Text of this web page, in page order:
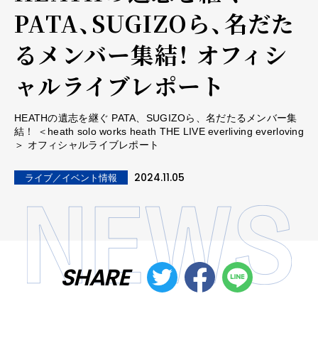
PATA、SUGIZOら、名だた
るメンバー集結！ オフィシ
ャルライブレポート
HEATHの遺志を継ぐ PATA、SUGIZOら、名だたるメンバー集
結！ ＜heath solo works heath THE LIVE everliving everloving
＞ オフィシャルライブレポート
ライブ／イベント情報 2024.11.05
SHARE